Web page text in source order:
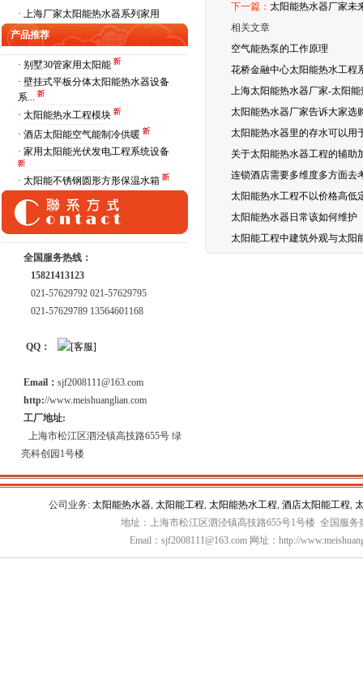
· 上海厂家太阳能热水器系列家用
产品推荐
· 别墅30管家用太阳能
· 壁挂式平板分体太阳能热水器设备
系...
· 太阳能热水工程模块
· 酒店太阳能空气能制冷供暖
· 家用太阳能光伏发电工程系统设备
· 太阳能不锈钢圆形方形保温水箱
全国服务热线：
15821413123
021-57629792 021-57629795
021-57629789 13564601168
QQ：
Email： sjf2008111@163.com
http://www.meishuanglian.com
工厂地址:
上海市松江区泗泾镇高技路655号 绿
亮科创园1号楼
下一篇：太阳能热水器厂家未
相关文章
空气能热泵的工作原理
花桥金融中心太阳能热水工程
上海太阳能热水器厂家-太阳
太阳能热水器厂家告诉大家选
太阳能热水器里的存水可以用
关于太阳能热水器工程的辅助
连锁酒店需要多维度多方面去
太阳能热水工程不以价格高低
太阳能热水器日常该如何维护
太阳能工程中建筑外观与太阳
公司业务: 太阳能热水器, 太阳能工程, 太阳能热水工程, 酒店太阳能工程,
地址：上海市松江区泗泾镇高技路655号1号楼 全国服务
Email：sjf2008111@163.com 网址：http://